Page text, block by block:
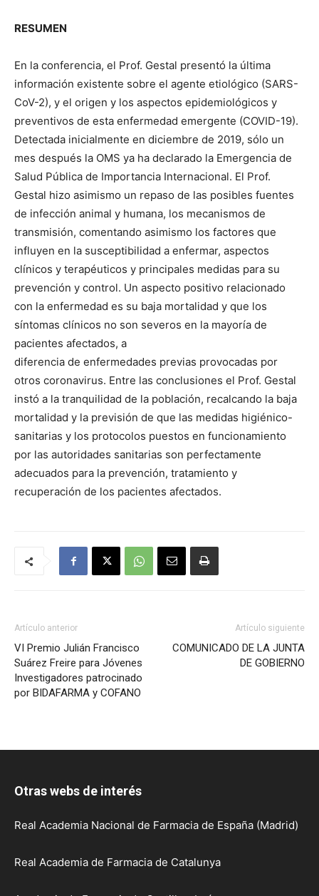
RESUMEN
En la conferencia, el Prof. Gestal presentó la última
información existente sobre el agente etiológico (SARS-
CoV-2), y el origen y los aspectos epidemiológicos y
preventivos de esta enfermedad emergente (COVID-19).
Detectada inicialmente en diciembre de 2019, sólo un
mes después la OMS ya ha declarado la Emergencia de
Salud Pública de Importancia Internacional. El Prof.
Gestal hizo asimismo un repaso de las posibles fuentes
de infección animal y humana, los mecanismos de
transmisión, comentando asimismo los factores que
influyen en la susceptibilidad a enfermar, aspectos
clínicos y terapéuticos y principales medidas para su
prevención y control. Un aspecto positivo relacionado
con la enfermedad es su baja mortalidad y que los
síntomas clínicos no son severos en la mayoría de
pacientes afectados, a
diferencia de enfermedades previas provocadas por
otros coronavirus. Entre las conclusiones el Prof. Gestal
instó a la tranquilidad de la población, recalcando la baja
mortalidad y la previsión de que las medidas higiénico-
sanitarias y los protocolos puestos en funcionamiento
por las autoridades sanitarias son perfectamente
adecuados para la prevención, tratamiento y
recuperación de los pacientes afectados.
Artículo anterior
VI Premio Julián Francisco
Suárez Freire para Jóvenes
Investigadores patrocinado
por BIDAFARMA y COFANO
Artículo siguiente
COMUNICADO DE LA JUNTA
DE GOBIERNO
Otras webs de interés
Real Academia Nacional de Farmacia de España (Madrid)
Real Academia de Farmacia de Catalunya